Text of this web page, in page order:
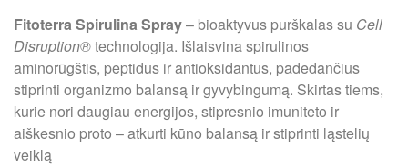
Fitoterra Spirulina Spray– bioaktyvus purškalas su Cell
Disruption®technologija. Išlaisvina spirulinos
aminorūgštis, peptidus ir antioksidantus, padedančius
stiprinti organizmo balansą ir gyvybingumą. Skirtas tiems,
kurie nori daugiau energijos, stipresnio imuniteto ir
aiškesnio proto – atkurti kūno balansą ir stiprinti ląstelių
veiklą